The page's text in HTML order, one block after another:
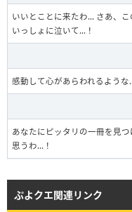
いいとことに来たわ… さあ、
いっしょに泣いて…！
感動して心があらわれるよう
あなたにピッタリの一冊を見
思うわ…！
ぷよクエ関連リンク